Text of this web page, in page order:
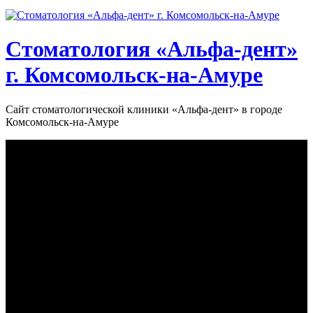
Стоматология «‎Альфа-дент»‎
г. Комсомольск-на-Амуре
Сайт стоматологической клиники «‎Альфа-дент» в городе
Комсомольск-на-Амуре